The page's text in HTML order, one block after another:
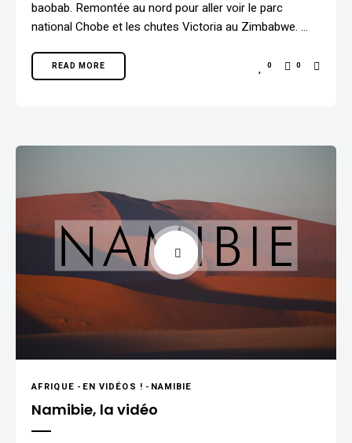
baobab. Remontée au nord pour aller voir le parc
national Chobe et les chutes Victoria au Zimbabwe. …
READ MORE 0 0
AFRIQUE - EN VIDÉOS ! - NAMIBIE
Namibie, la vidéo